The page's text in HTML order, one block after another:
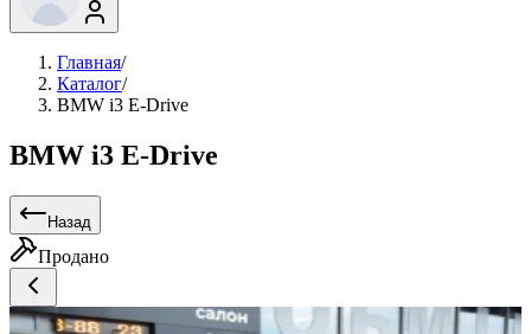
Главная/
Каталог/
BMW i3 E-Drive
BMW i3 E-Drive
Назад
Продано